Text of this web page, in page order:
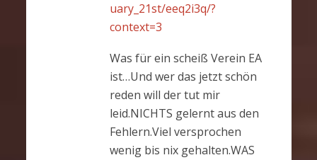
uary_21st/eeq2i3q/?
context=3
Was für ein scheiß Verein EA
ist…Und wer das jetzt schön
reden will der tut mir
leid.NICHTS gelernt aus den
Fehlern.Viel versprochen
wenig bis nix gehalten.WAS